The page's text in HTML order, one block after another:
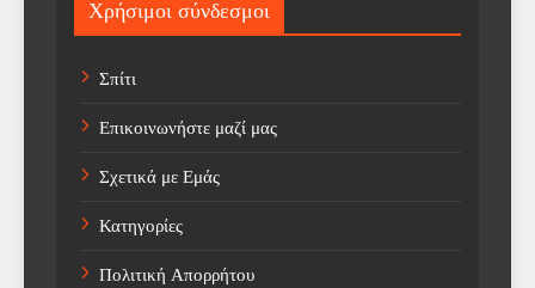
Sports
Technology
Trending
Weather
Αγορά
Χρήσιμοι σύνδεσμοι
Σπίτι
Επικοινωνήστε μαζί μας
Σχετικά με Εμάς
Κατηγορίες
Πολιτική Απορρήτου